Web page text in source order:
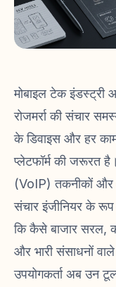
मोबाइल टेक इंडस्ट्री
रोजमर्रा की संचार
के डिवाइस और हर
प्लेटफॉर्म की जरूरत
(VoIP) तकनीकों और
संचार इंजीनियर के
कि कैसे बाजार सरल,
और भारी संसाधनों
उपयोगकर्ता अब उन